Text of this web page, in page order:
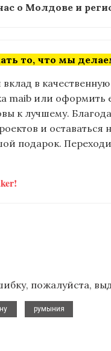
о Молдове и
то, что мы
в
maib или оформить
к лучшему.
и
подарок.
пожалуйста,
румыния